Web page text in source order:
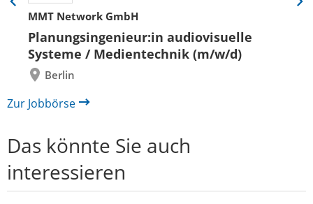
MMT Network GmbH
Planungsingenieur:in audiovisuelle
Systeme / Medientechnik (m/w/d)
Berlin
Eine
Folie
zurück
Eine
Zur Jobbörse
Das könnte Sie auch
interessieren